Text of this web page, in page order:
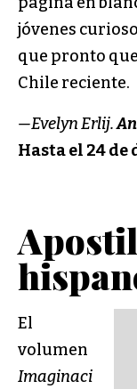
jóvenes
que pronto
Chile reciente.
—Evelyn Erlij.
Hasta el 24 de
El
volumen
Imaginaci